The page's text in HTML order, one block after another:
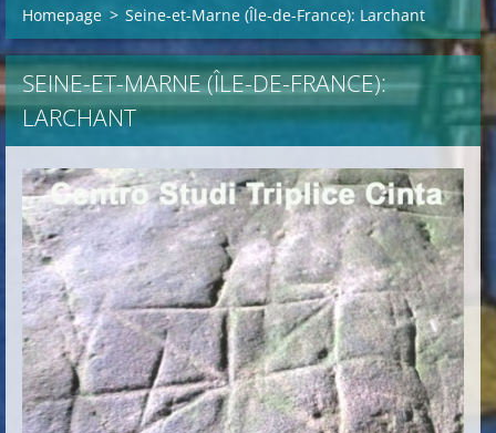
Homepage > Seine-et-Marne (Île-de-France): Larchant
SEINE-ET-MARNE (ÎLE-DE-FRANCE):
LARCHANT